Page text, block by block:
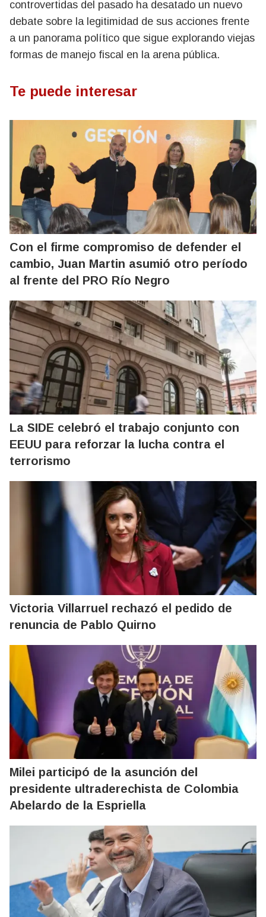
controvertidas del pasado ha desatado un nuevo
debate sobre la legitimidad de sus acciones frente
a un panorama político que sigue explorando viejas
formas de manejo fiscal en la arena pública.
Te puede interesar
Con el firme compromiso de defender el
cambio, Juan Martin asumió otro período
al frente del PRO Río Negro
La SIDE celebró el trabajo conjunto con
EEUU para reforzar la lucha contra el
terrorismo
Victoria Villarruel rechazó el pedido de
renuncia de Pablo Quirno
Milei participó de la asunción del
presidente ultraderechista de Colombia
Abelardo de la Espriella